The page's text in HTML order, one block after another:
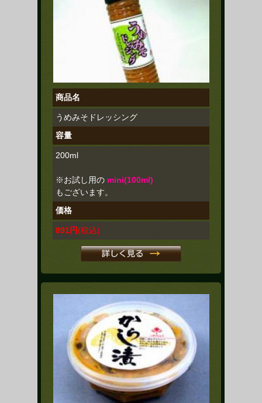
商品名
うめみそドレッシング
容量
200ml
※お試し用の mini(100ml)
もございます。
価格
891円(税込)